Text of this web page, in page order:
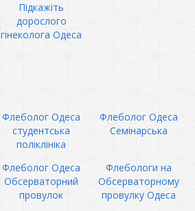
Підкажіть
дорослого
гінеколога Одеса
Флеболог Одеса
студентська
поліклініка
Флеболог Одеса
Семінарська
Флеболог Одеса
Обсерваторний
провулок
Флебологи на
Обсерваторному
провулку Одеса